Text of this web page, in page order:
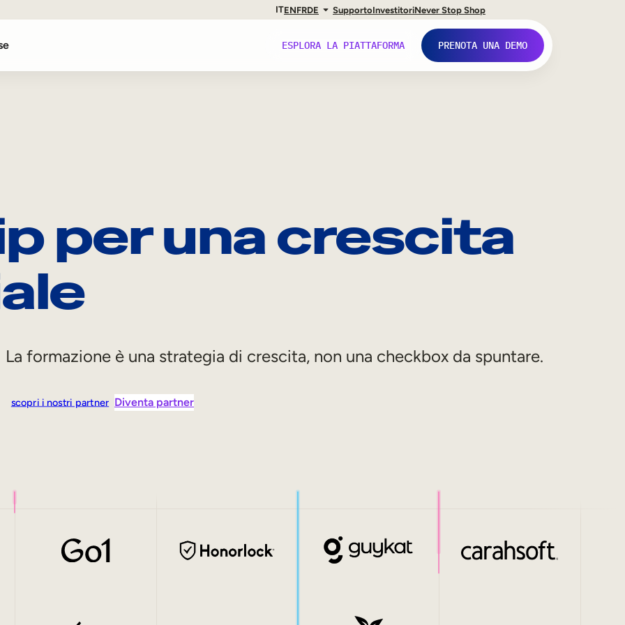
ITENFRDE SupportoInvestitoriNever Stop Shop
ESPLORA LA PIATTAFORMA PRENOTA UNA DEMO
per una crescita
La formazione è una strategia di crescita, non una checkbox da spuntare.
scopri i nostri partner Diventa partner